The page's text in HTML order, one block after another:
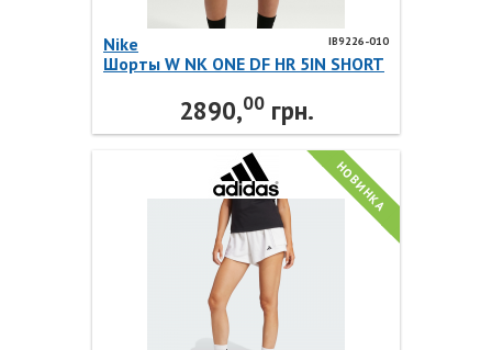
IB9226-010
Nike
Шорты W NK ONE DF HR 5IN SHORT
2890,00грн.
НОВИНКА